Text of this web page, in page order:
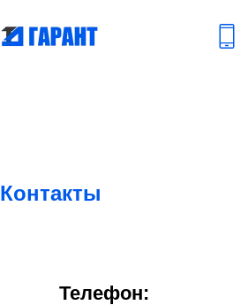
Контакты
Телефон: